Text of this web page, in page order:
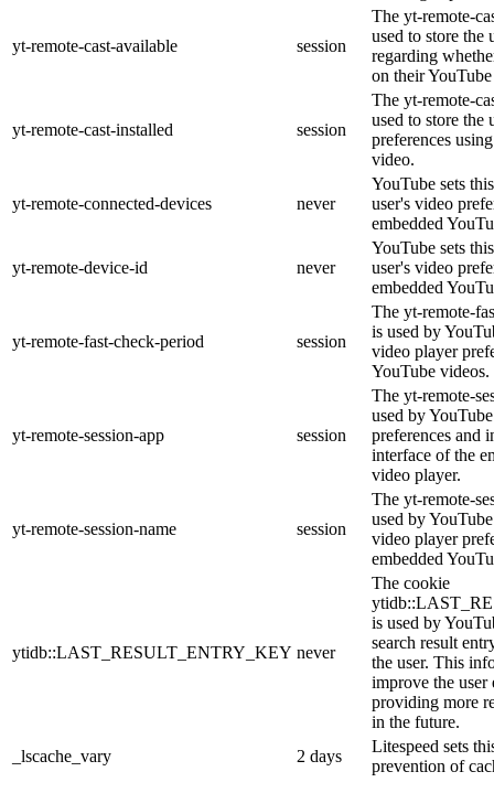
yt-remote-cast-available session
The yt-remote-
used to store the
regarding
on their
yt-remote-cast-installed session
The yt-remote-
used to store the
preferences
video.
yt-remote-connected-devices never
YouTube sets
user's video
embedded
yt-remote-device-id never
YouTube sets
user's video
embedded
yt-remote-fast-check-period session
The yt-remote-
is used by
video player
YouTube videos.
yt-remote-session-app session
The yt-remote-
used by
preferences and
interface of the
video player.
yt-remote-session-name session
The yt-remote-
used by
video player
embedded
ytidb::LAST_RESULT_ENTRY_KEY never
The cookie
is used by
search result
the user. This
improve the user
providing more
in the future.
_lscache_vary
2 days
Litespeed sets
prevention of